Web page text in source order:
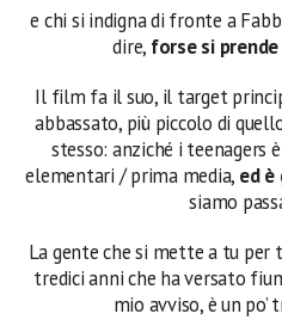
e chi si indigna di fronte a
dire, forse si
Il film fa il suo, il target
abbassato, più piccolo di
stesso: anziché i teenagers
elementari / prima media, ed
siamo
La gente che si mette a tu per
tredici anni che ha versato
mio avviso, è un